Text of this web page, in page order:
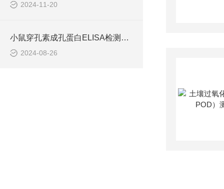
2024-11-20
小鼠穿孔素成孔蛋白ELISA检测试剂盒的工作原理
2024-08-26